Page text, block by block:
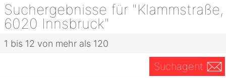
Suchergebnisse für "Klammstraße,
6020 Innsbruck"
1 bis 12 von mehr als 120
Suchagent